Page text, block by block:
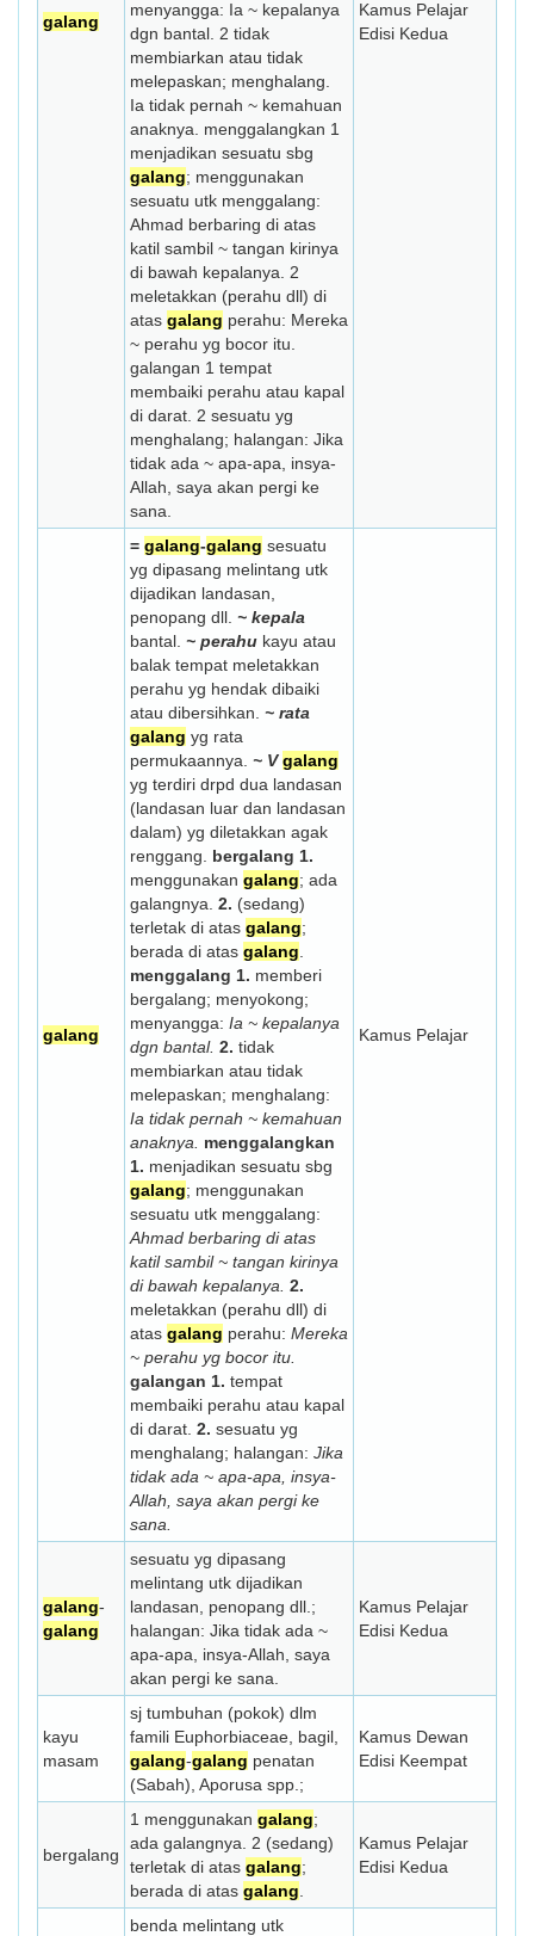
galang
menyangga: Ia ~ kepalanya
dgn bantal. 2 tidak
membiarkan atau tidak
melepaskan; menghalang.
Ia tidak pernah ~ kemahuan
anaknya. menggalangkan 1
menjadikan sesuatu sbg
galang; menggunakan
sesuatu utk menggalang:
Ahmad berbaring di atas
katil sambil ~ tangan kirinya
di bawah kepalanya. 2
meletakkan (perahu dll) di
atas galang perahu: Mereka
~ perahu yg bocor itu.
galangan 1 tempat
membaiki perahu atau kapal
di darat. 2 sesuatu yg
menghalang; halangan: Jika
tidak ada ~ apa-apa, insya-
Allah, saya akan pergi ke
sana.
Kamus Pelajar
Edisi Kedua
galang
= galang-galang sesuatu
yg dipasang melintang utk
dijadikan landasan,
penopang dll. ~ kepala
bantal. ~ perahu kayu atau
balak tempat meletakkan
perahu yg hendak dibaiki
atau dibersihkan. ~ rata
galang yg rata
permukaannya. ~ V galang
yg terdiri drpd dua landasan
(landasan luar dan landasan
dalam) yg diletakkan agak
renggang. bergalang 1.
menggunakan galang; ada
galangnya. 2. (sedang)
terletak di atas galang;
berada di atas galang
menggalang 1. memberi
bergalang; menyokong;
menyangga: Ia ~ kepalanya
dgn bantal. 2. tidak
membiarkan atau tidak
melepaskan; menghalang:
Ia tidak pernah ~ kemahuan
anaknya.
menggalangkan
1. menjadikan sesuatu sbg
galang; menggunakan
sesuatu utk menggalang:
Ahmad berbaring di atas
katil sambil ~ tangan kirinya
di bawah kepalanya. 2.
meletakkan (perahu dll) di
atas galang perahu: Mereka
~ perahu yg bocor itu.
galangan 1. tempat
membaiki perahu atau kapal
di darat. 2. sesuatu yg
menghalang; halangan: Jika
tidak ada ~ apa-apa, insya-
Allah, saya akan pergi ke
sana.
Kamus Pelajar
galang-
galang
sesuatu yg dipasang
melintang utk dijadikan
landasan, penopang dll.;
halangan: Jika tidak ada ~
apa-apa, insya-Allah, saya
akan pergi ke sana.
Kamus Pelajar
Edisi Kedua
kayu
masam
sj tumbuhan (pokok) dlm
famili Euphorbiaceae, bagil,
galang-galang penatan
(Sabah), Aporusa spp.;
Kamus Dewan
Edisi Keempat
bergalang
1 menggunakan galang;
ada galangnya. 2 (sedang)
terletak di atas galang;
berada di atas galang
Kamus Pelajar
Edisi Kedua
benda melintang utk